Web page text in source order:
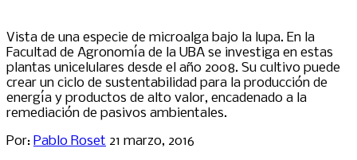
Vista de una especie de microalga bajo la lupa. En la
Facultad de Agronomía de la UBA se investiga en estas
plantas unicelulares desde el año 2008. Su cultivo puede
crear un ciclo de sustentabilidad para la producción de
energía y productos de alto valor, encadenado a la
remediación de pasivos ambientales.
Por: Pablo Roset 21 marzo, 2016